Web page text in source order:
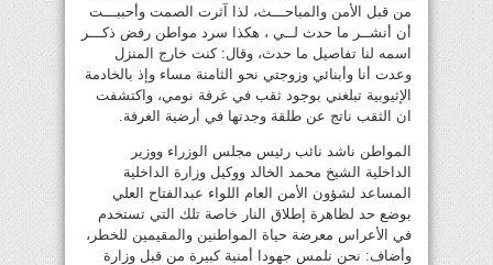
من قبل الأمن والمباحـــث، لذا آثرت الصمت وأحببـــت
أن أنشــر ما حدث لــي ، هكذا سرد مواطن رفض ذكـــر
اسمه لنا تفاصيل ما حدث، وقال: كنت خارج المنزل
وعدت أنا وأبنائي وزوجتي نحو الثامنة مساء وإذ بالخادمة
الإثيوبية تبلغني بوجود ثقب في غرفة نومي، واكتشفت
ان الثقب ناتج عن طلقة وجدتها في أرضية الغرفة.
المواطن ناشد نائب رئيس مجلس الوزراء ووزير
الداخلية الشيخ محمد الخالد ووكيل وزارة الداخلية
المساعد لشؤون الأمن العام اللواء عبدالفتاح العلي
بوضع حد لظاهرة إطلاق النار خاصة تلك التي تستخدم
في الأعراس معرضة حياة المواطنين والمقيمين للخطر،
وأضاف: نحن نلمس جهودا أمنية كبيرة من قبل وزارة